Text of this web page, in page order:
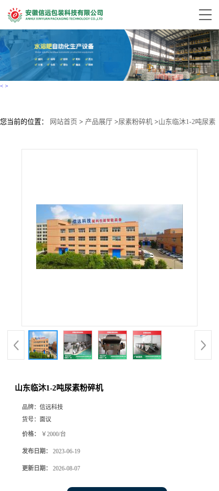
< >
您当前的位置： 网站首页 > 产品展厅 >尿素粉碎机 >山东临沐1-2吨尿素
山东临沐1-2吨尿素粉碎机
品牌： 信远科技
货号： 面议
价格： ￥2000/台
发布日期： 2023-06-19
更新日期： 2026-08-07